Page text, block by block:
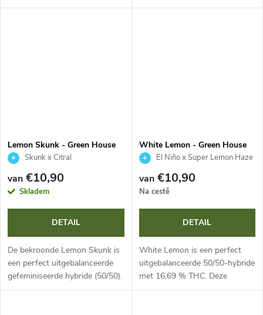
extreem hoog THC-gehalte
en Skunk met een THC-gehalte
Lemon Skunk - Green House
SeedSkunk x Citral
van €10,90
Skladem
DETAIL
De bekroonde Lemon Skunk is
een perfect uitgebalanceerde
gefeminiseerde hybride (50/50).
Met 23,12 % THC en 0,23 %
White Lemon - Green House
SeedEl Niño x Super Lemon Haze
van€10,90
Na cestě
DETAIL
White Lemon is een perfect
uitgebalanceerde 50/50-hybride
met 16,69 % THC. Deze
kruising van El Niño en Super